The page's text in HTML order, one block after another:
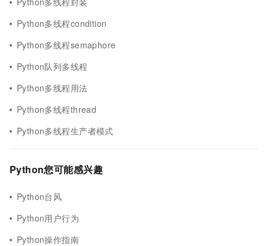
Python多线程condition
Python多线程semaphore
Python队列多线程
Python多线程用法
Python多线程thread
Python多线程生产者模式
Python您可能感兴趣
Python台风
Python用户行为
Python操作指南